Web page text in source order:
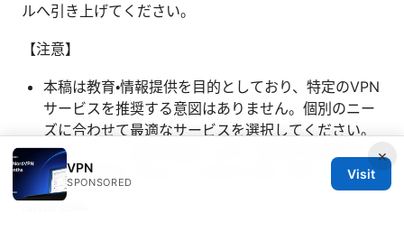
ルへ引き上げてください。
【注意】
本稿は教育・情報提供を目的としており、特定のVPN
サービスを推奨する意図はありません。個別のニー
ズに合わせて最適なサービスを選択してください。
セキュリティは日々進化します。常に最新の情報と
ツールを取り入れることをおすすめします。
Sources:
×
VPN
SPONSORED
Visit